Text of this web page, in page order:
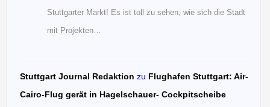
Stuttgarter Markt! Es ist toll zu sehen, wie sich die Stadt
mit Projekten…
Stuttgart Journal Redaktion zu Flughafen Stuttgart: Air-
Cairo-Flug gerät in Hagelschauer- Cockpitscheibe